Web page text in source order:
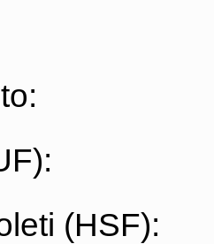
(HSF):